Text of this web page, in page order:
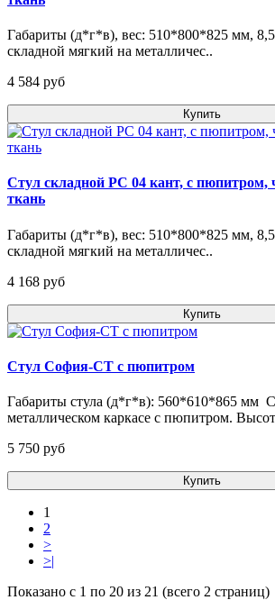
Габариты (д*г*в), вес: 510*800*825 мм,
складной мягкий на металличес..
4 584 pуб
Купить
Стул складной РС 04 кант, с пюпитром,
ткань
Габариты (д*г*в), вес: 510*800*825 мм,
складной мягкий на металличес..
4 168 pуб
Купить
Стул София-СТ с пюпитром
Габариты стула (д*г*в): 560*610*865 мм
металлическом каркасе с пюпитром.
5 750 pуб
Купить
1
2
>
>|
Показано с 1 по 20 из 21 (всего 2 страниц)